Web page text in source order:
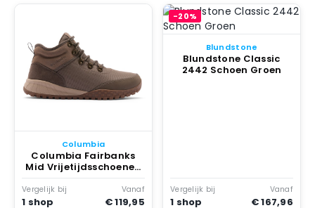
Columbia
Columbia Fairbanks
Mid Vrijetijdsschoenen
Bruin
Vergelijk bij
1 shop
Vanaf
€ 119,95
-20%
Blundstone
Blundstone Classic
2442 Schoen Groen
Vergelijk bij
1 shop
Vanaf
€ 167,96